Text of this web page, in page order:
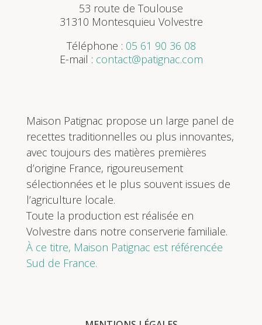
53 route de Toulouse
31310 Montesquieu Volvestre
Téléphone : 05 61 90 36 08
E-mail : contact@patignac.com
Maison Patignac propose un large panel de
recettes traditionnelles ou plus innovantes,
avec toujours des matières premières
d’origine France, rigoureusement
sélectionnées et le plus souvent issues de
l’agriculture locale.
Toute la production est réalisée en
Volvestre dans notre conserverie familiale.
À ce titre, Maison Patignac est référencée
Sud de France.